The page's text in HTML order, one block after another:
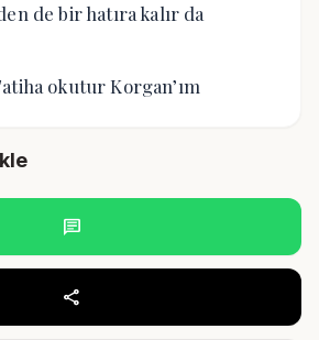
de bir hatıra kalır da
okutur Korgan’ım
chat
share